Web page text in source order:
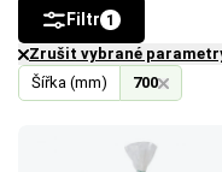
Šířka (mm) 700
Zrušit vybrané
Filtr 1